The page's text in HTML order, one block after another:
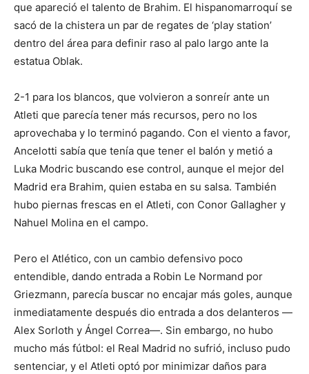
que apareció el talento de Brahim. El hispanomarroquí se
sacó de la chistera un par de regates de ‘play station’
dentro del área para definir raso al palo largo ante la
estatua Oblak.
2-1 para los blancos, que volvieron a sonreír ante un
Atleti que parecía tener más recursos, pero no los
aprovechaba y lo terminó pagando. Con el viento a favor,
Ancelotti sabía que tenía que tener el balón y metió a
Luka Modric buscando ese control, aunque el mejor del
Madrid era Brahim, quien estaba en su salsa. También
hubo piernas frescas en el Atleti, con Conor Gallagher y
Nahuel Molina en el campo.
Pero el Atlético, con un cambio defensivo poco
entendible, dando entrada a Robin Le Normand por
Griezmann, parecía buscar no encajar más goles, aunque
inmediatamente después dio entrada a dos delanteros —
Alex Sorloth y Ángel Correa—. Sin embargo, no hubo
mucho más fútbol: el Real Madrid no sufrió, incluso pudo
sentenciar, y el Atleti optó por minimizar daños para